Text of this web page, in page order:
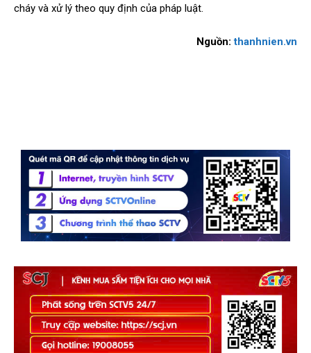
cháy và xử lý theo quy định của pháp luật.
Nguồn:thanhnien.vn